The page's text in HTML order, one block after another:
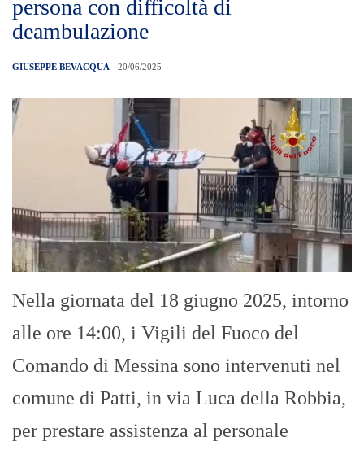
persona con difficoltà di
deambulazione
GIUSEPPE BEVACQUA - 20/06/2025
Nella giornata del 18 giugno 2025, intorno
alle ore 14:00, i Vigili del Fuoco del
Comando di Messina sono intervenuti nel
comune di Patti, in via Luca della Robbia,
per prestare assistenza al personale